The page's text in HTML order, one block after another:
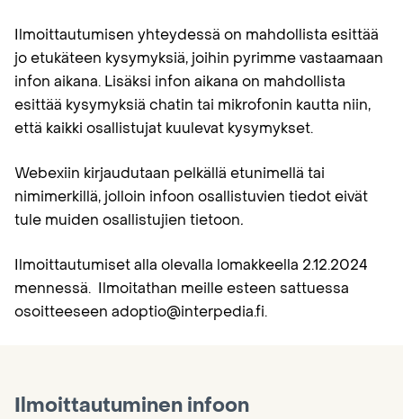
Ilmoittautumisen yhteydessä on mahdollista esittää
jo etukäteen kysymyksiä, joihin pyrimme vastaamaan
infon aikana. Lisäksi infon aikana on mahdollista
esittää kysymyksiä chatin tai mikrofonin kautta niin,
että kaikki osallistujat kuulevat kysymykset.
Webexiin kirjaudutaan pelkällä etunimellä tai
nimimerkillä, jolloin infoon osallistuvien tiedot eivät
tule muiden osallistujien tietoon.
Ilmoittautumiset alla olevalla lomakkeella 2.12.2024
mennessä. Ilmoitathan meille esteen sattuessa
osoitteeseen adoptio@interpedia.fi.
Ilmoittautuminen infoon